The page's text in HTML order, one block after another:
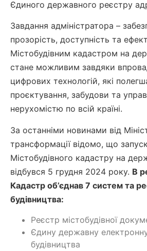
Єдиного державного реєстру
Завдання адміністратора –
прозорість, доступність та
Містобудівним кадастром на
стане можливим завдяки
цифрових технологій, які
проєктування, забудови та
нерухомістю по всій країні.
За останніми новинами від
трансформації відомо, що
Містобудівного кадастру на
відбувся 5 грудня 2024 року. В
Кадастр об’єднав 7 систем та
будівництва:
Реєстр містобудівної
Єдину державну
будівництва